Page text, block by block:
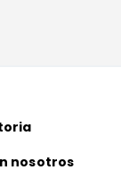
nosotros